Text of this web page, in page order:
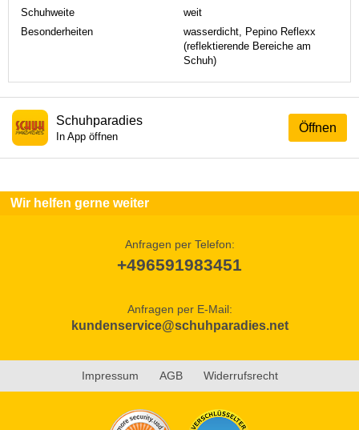
Schuhweite
weit
Besonderheiten
wasserdicht, Pepino Reflexx
(reflektierende Bereiche am
Schuh)
Öffnen
Schuhparadies
In App öffnen
Wir helfen gerne weiter
Anfragen per Telefon:
+496591983451
Anfragen per E-Mail:
kundenservice@schuhparadies.net
Impressum AGB Widerrufsrecht